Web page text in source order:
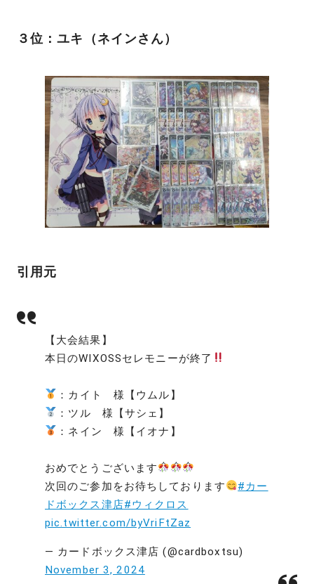
３位：ユキ（ネインさん）
引用元
【大会結果】
本日のWIXOSSセレモニーが終了
：カイト 様【ウムル】
：ツル 様【サシェ】
：ネイン 様【イオナ】
おめでとうございます
次回のご参加をお待ちしております
#カー
ドボックス津店#ウィクロス
pic.twitter.com/byVriFtZaz
— カードボックス津店 (@cardboxtsu)
November 3, 2024